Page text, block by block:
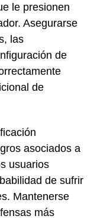
le presionen
Asegurarse
las
de
de
asociados a
usuarios
de sufrir
Mantenerse
más